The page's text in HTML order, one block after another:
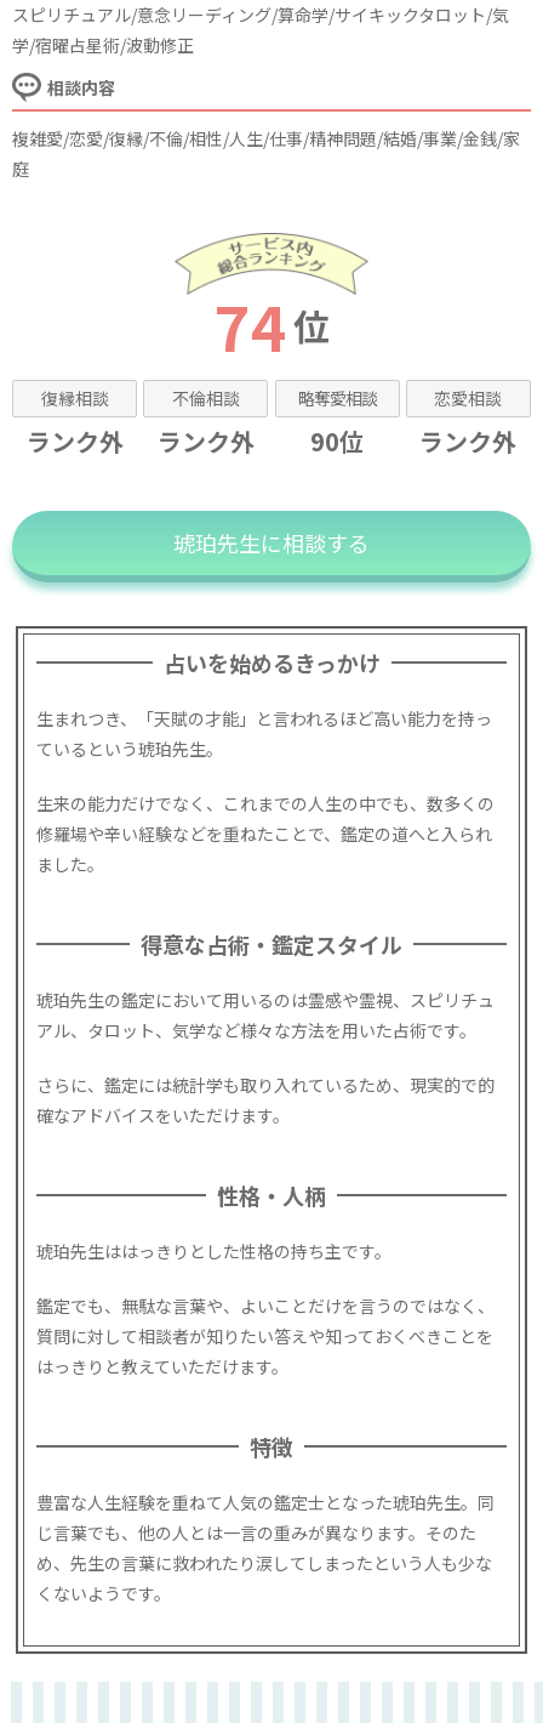
スピリチュアル/意念リーディング/算命学/サイキックタロット/気
学/宿曜占星術/波動修正
相談内容
複雑愛/恋愛/復縁/不倫/相性/人生/仕事/精神問題/結婚/事業/金銭/家
庭
74位
復縁相談
ランク外
不倫相談
ランク外
略奪愛相談
90位
恋愛相談
ランク外
琥珀先生に相談する
占いを始めるきっかけ
生まれつき、「天賦の才能」と言われるほど高い能力を持っ
ているという琥珀先生。
生来の能力だけでなく、これまでの人生の中でも、数多くの
修羅場や辛い経験などを重ねたことで、鑑定の道へと入られ
ました。
得意な占術・鑑定スタイル
琥珀先生の鑑定において用いるのは霊感や霊視、スピリチュ
アル、タロット、気学など様々な方法を用いた占術です。
さらに、鑑定には統計学も取り入れているため、現実的で的
確なアドバイスをいただけます。
性格・人柄
琥珀先生ははっきりとした性格の持ち主です。
鑑定でも、無駄な言葉や、よいことだけを言うのではなく、
質問に対して相談者が知りたい答えや知っておくべきことを
はっきりと教えていただけます。
特徴
豊富な人生経験を重ねて人気の鑑定士となった琥珀先生。同
じ言葉でも、他の人とは一言の重みが異なります。そのた
め、先生の言葉に救われたり涙してしまったという人も少な
くないようです。